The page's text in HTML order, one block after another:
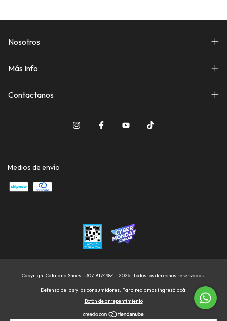
Nosotros
Más Info
Contactanos
Medios de envío
Copyright Catalana Shoes - 30718174984 - 2026. Todos los derechos reservados.
Defensa de las y los consumidores. Para reclamosingresá acá.
Botón de arrepentimiento